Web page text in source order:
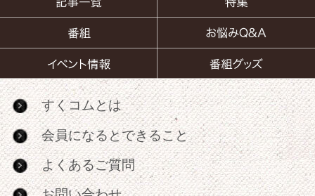
すくコムとは
会員になるとできること
よくあるご質問